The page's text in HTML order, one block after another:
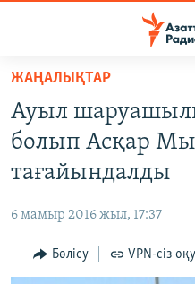
Skip
main
content
main
Navigation
to
САЯСАТ
AZATTYQTV
АДАМ ҚҰҚЫҚТАРЫ
ӘЛЕУМЕТ
ЖАҢАЛЫҚТАР
Ауыл
болып Асқар
тағайындалды
6 мамыр 2016 жыл, 17:37
Бөлісу VPN-сіз оқу